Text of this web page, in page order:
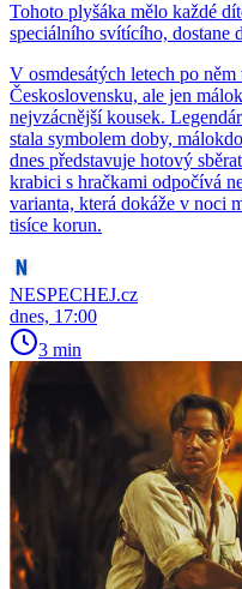
Tohoto plyšáka mělo každé
speciálního svítícího, dostane
V osmdesátých letech po
Československu, ale jen
nejvzácnější kousek.
stala symbolem doby,
dnes představuje hotový
krabici s hračkami odpočívá
varianta, která dokáže v noci
tisíce korun.
NESPECHEJ.cz
dnes, 17:00
3 min